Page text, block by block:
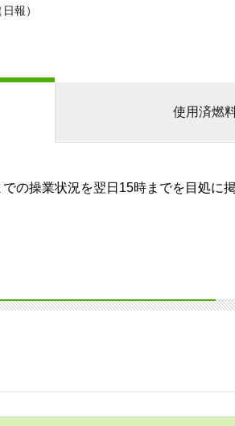
報）
使用済燃
の操業状況を翌日15時までを目処に掲